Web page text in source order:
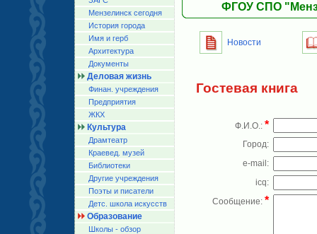
Мензелинск сегодня
История города
Имя и герб
Архитектура
Документы
Деловая жизнь
Финан. учреждения
Предприятия
ЖКХ
Культура
Драмтеатр
Краевед. музей
Библиотеки
Другие учреждения
Поэты и писатели
Детс. школа искусств
Образование
Школы - обзор
ФГОУ СПО
Новости
Гостевая книга
Ф.И.О.: *
Город:
e-mail:
icq:
Сообщение: *